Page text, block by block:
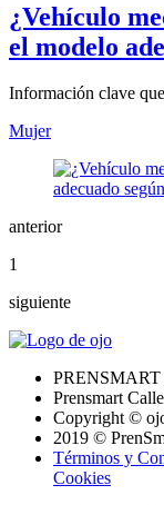
¿Vehículo
el modelo
Información clave
Mujer
anterior
1
siguiente
PRENSMART
Prensmart
Copyright ©
2019 ©
Términos y
Cookies